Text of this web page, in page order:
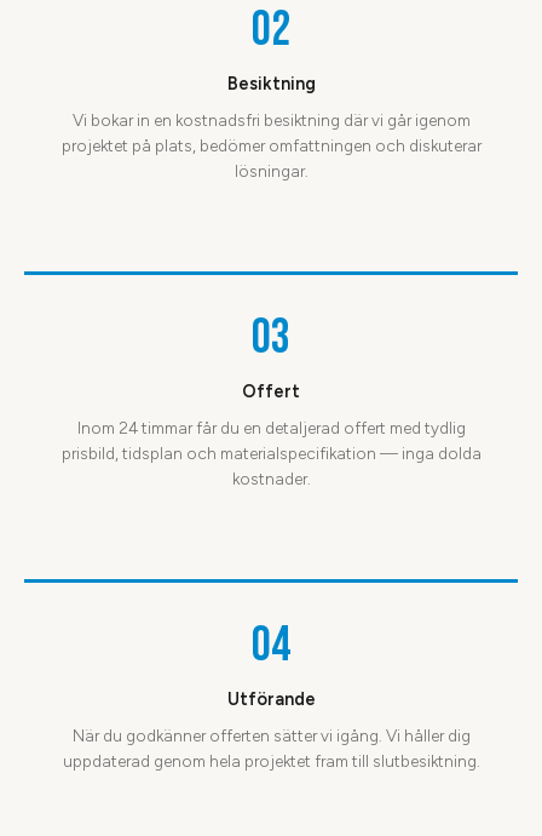
02
Besiktning
Vi bokar in en kostnadsfri besiktning där vi går igenom
projektet på plats, bedömer omfattningen och diskuterar
lösningar.
03
Offert
Inom 24 timmar får du en detaljerad offert med tydlig
prisbild, tidsplan och materialspecifikation — inga dolda
kostnader.
04
Utförande
När du godkänner offerten sätter vi igång. Vi håller dig
uppdaterad genom hela projektet fram till slutbesiktning.